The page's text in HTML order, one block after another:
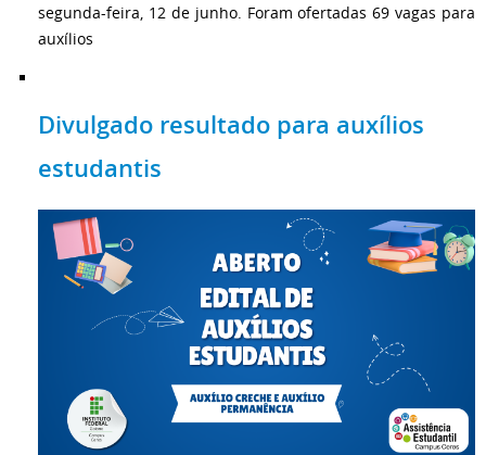
segunda-feira, 12 de junho. Foram ofertadas 69 vagas para
auxílios
Divulgado resultado para auxílios
estudantis